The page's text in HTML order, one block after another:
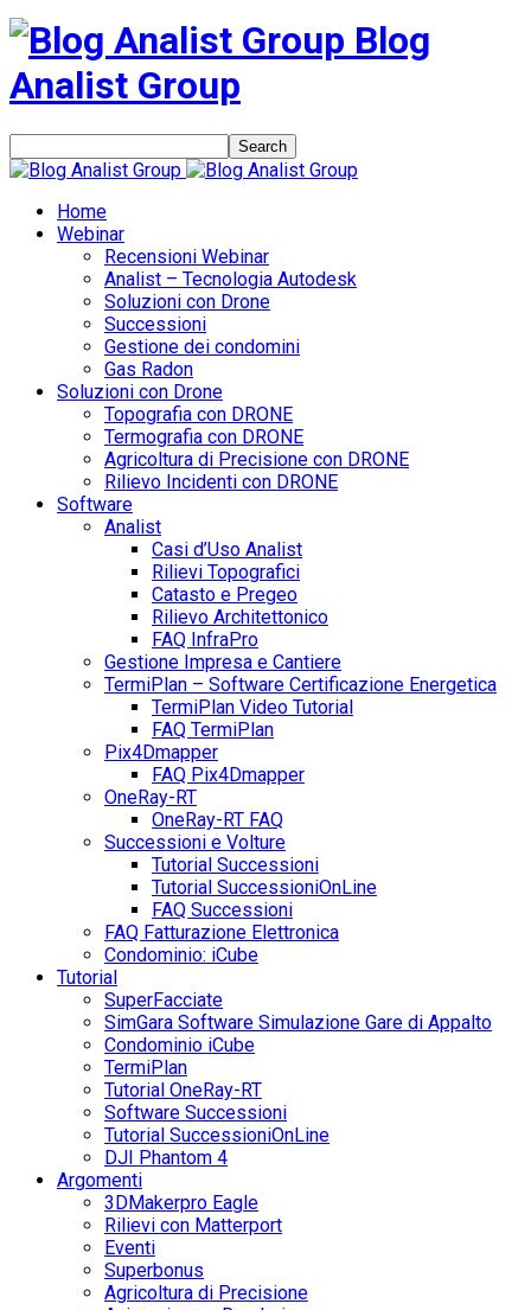
Blog
Analist Group
Home
Webinar
Recensioni Webinar
Analist – Tecnologia Autodesk
Soluzioni con Drone
Successioni
Gestione dei condomini
Gas Radon
Soluzioni con Drone
Topografia con DRONE
Termografia con DRONE
Agricoltura di Precisione con DRONE
Rilievo Incidenti con DRONE
Software
Analist
Casi d’Uso Analist
Rilievi Topografici
Catasto e Pregeo
Rilievo Architettonico
FAQ InfraPro
Gestione Impresa e Cantiere
TermiPlan – Software Certificazione Energetica
TermiPlan Video Tutorial
FAQ TermiPlan
Pix4Dmapper
FAQ Pix4Dmapper
OneRay-RT
OneRay-RT FAQ
Successioni e Volture
Tutorial Successioni
Tutorial SuccessioniOnLine
FAQ Successioni
FAQ Fatturazione Elettronica
Condominio: iCube
Tutorial
SuperFacciate
SimGara Software Simulazione Gare di Appalto
Condominio iCube
TermiPlan
Tutorial OneRay-RT
Software Successioni
Tutorial SuccessioniOnLine
DJI Phantom 4
Argomenti
3DMakerpro Eagle
Rilievi con Matterport
Eventi
Superbonus
Agricoltura di Precisione